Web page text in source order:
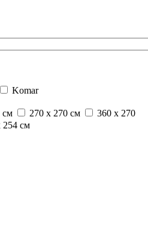
Komar
см 270 х 270 см
360 х 270
254 см